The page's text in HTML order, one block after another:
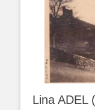
Lina ADEL